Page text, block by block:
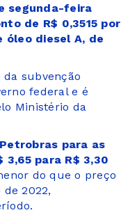
segunda-feira
de R$ 0,3515 por
óleo diesel A, de
subvenção
federal e é
Ministério da
para as
para R$ 3,30
do que o preço
2022,